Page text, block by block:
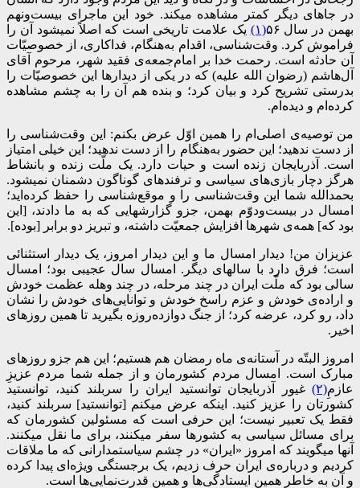
در جاهای دیگر کمتر مشاهده میکند. خود این ماجرای بیست‌ونهم
بهمن در سال ۵۶
(۱) یک علامت تاریخی است که اصلاً نمیشود آن را
فراموش کرد. وقت‌شناسی، اقدام به‌هنگام، فداکاری، از خصوصیّات
آن حادثه است. رحمت خدا بر امام‌جمعه‌ی فقید شهر، مرحوم آقای
آل‌هاشم (رضوان الله علیه) که در یکی از دیدارها این خصوصیّات را
بدرستی تشریح کرد و بیان کرد؛ و بنده هم آن را به چشم مشاهده
کرده‌ام و دیده‌ام.
من توصیه‌ی اصلی‌ام را همین اوّل عرض بکنم: این وقت‌شناسی را
از دست ندهید؛ این حضور به‌هنگام را از دست ندهید؛ این خیلی امتیاز
است. آذربایجان زنده است و حیات دارد. یک ملّت زنده و بانشاط
هرگز دچار بازی‌های سیاسی و ترفندهای گوناگون دشمنان نمیشود.
بحمدالله شما این وقت‌شناسی را و موقع‌شناسی را حفظ کرده‌اید؛
امسال در بیست‌ودوّم بهمن، جزو گزارشهایی که به ما دادند، [این
بود که] همه‌ی شهرها افزایش جمعیّت داشته، و تبریز دو برابر [بوده].
عزیزان من! دیدار امسال ما و این دیدار امروز، یک دیدار استثنائی
است؛ فرق دارد با سالهای دیگر. امسال سال عجیبی بود؛ امسال
سالی بود که ملّت ایران در چند مرحله، در چند وهله عظمت خودش
و اراده‌ی خودش و عزم راسخ خودش و توانایی‌های خودش را نشان
داد، رو کرد، عرضه کرد؛ از جنگ دوازده‌روزه بگیرید تا همین روزهای
اخیر.
امروز البتّه در آستانه‌ی ماه رمضان هم هستیم؛ این هم جزو روزهای
مبارک است. امسال مردم کشورمان و از جمله شما مردم عزیزِ
عازمِ(۲) غیور آذربایجان توانستید ایران را سربلند کنید، توانستید
کشورتان را عزیز کنید. اینکه عرض میکنم [توانستید] سربلند کنید،
فقط یک تعبیر نیست؛ این حرفی است که مسئولین کشورمان که
برای مسائل سیاسی به کشورها سفر میکنند، برای ما نقل میکنند.
آنها میگویند که امروز «ایران» در چشم سیاستمدارانی که ما ملاقات
کردیم و درباره‌ی ایران حرف زدیم، یک برجستگی ویژه‌ای پیدا کرده
و آن به خاطر همین ایستادگی‌ها و همین قدرت‌نمایی‌ها است.